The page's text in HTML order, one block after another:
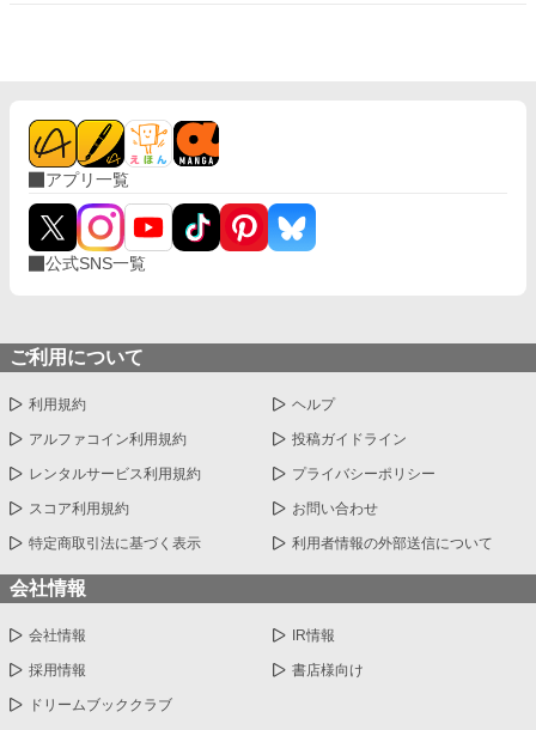
アプリ一覧
公式SNS一覧
ご利用について
利用規約 ヘルプ
アルファコイン利用規約 投稿ガイドライン
レンタルサービス利用規約 プライバシーポリシー
スコア利用規約 お問い合わせ
特定商取引法に基づく表示 利用者情報の外部送信について
会社情報
会社情報 IR情報
採用情報 書店様向け
ドリームブッククラブ